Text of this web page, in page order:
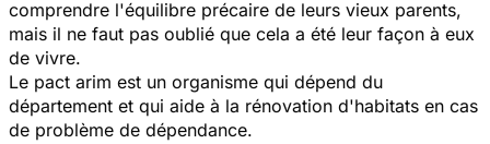
comprendre l'équilibre précaire de leurs vieux parents,
mais il ne faut pas oublié que cela a été leur façon à eux
de vivre.
Le pact arim est un organisme qui dépend du
département et qui aide à la rénovation d'habitats en cas
de problème de dépendance.